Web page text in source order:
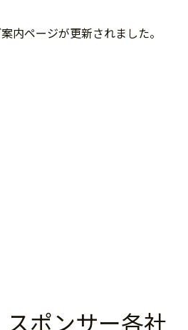
内ページが更新されました。
スポンサー各社